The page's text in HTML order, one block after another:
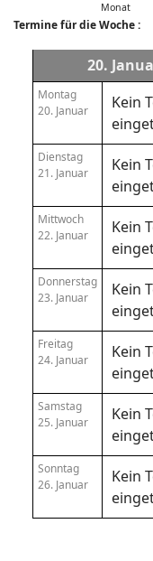
Monat
Termine für die Woche :
20.
Montag
20. Januar
Kein
Dienstag
21. Januar
Kein
Mittwoch
22. Januar
Kein
Donnerstag
23. Januar
Kein
Freitag
24. Januar
Kein
Samstag
25. Januar
Kein
Sonntag
26. Januar
Kein